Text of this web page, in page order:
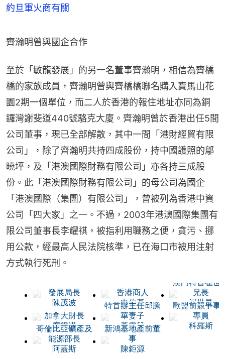
約旦軍火商有關
齊瀚明曾與國企合作
至於「敏龍發展」的另一名董事齊瀚明，相信為齊橋
橋的家族成員，齊瀚明曾與齊橋橋聯名購入寶馬山花
園2期一個單位，而二人於香港的報住地址亦同為銅
鑼灣謝斐道440號駱克大廈。齊瀚明曾於香港出任5間
公司董事，現已全部解散，其中一間「港財經貿有限
公司」，除了齊瀚明共持四成股份，持中國護照的鄔
曉坪，及「港澳國際財務有限公司」亦各持三成股
份。此「港澳國際財務有限公司」的母公司為國企
「港澳國際（集團）有限公司」，曾被列為香港中資
公司「四大家」之一。不過，2003年港澳國際集團有
限公司董事長李耀祺，被指利用職務之便，貪污、挪
用公款，經最高人民法院核準，已在海口市被用注射
方式執行死刑。